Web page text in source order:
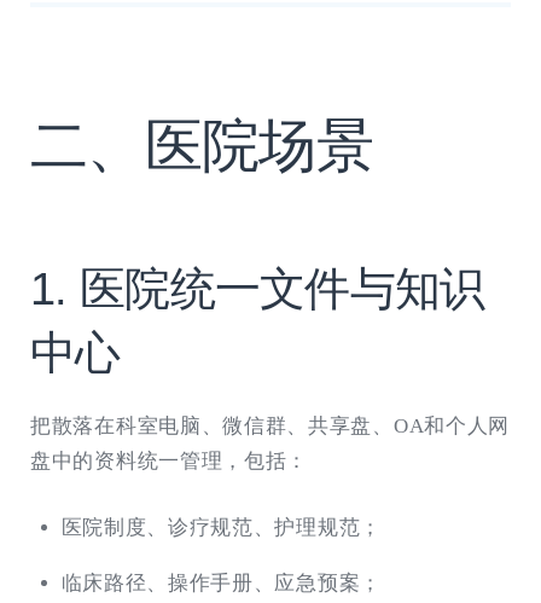
二、医院场景
1. 医院统一文件与知识
中心
把散落在科室电脑、微信群、共享盘、OA和个人网
盘中的资料统一管理，包括：
医院制度、诊疗规范、护理规范；
临床路径、操作手册、应急预案；